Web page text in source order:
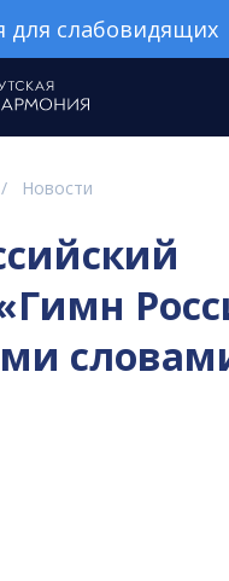
для слабовидящих
/ Новости